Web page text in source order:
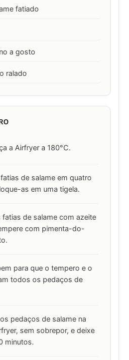
fatiado
a gosto
ralado
a Airfryer a 180°C.
de salame em quatro
as em uma tigela.
fatias de salame com azeite
com pimenta-do-
para que o tempero e o
todos os pedaços de
pedaços de salame na
sem sobrepor, e deixe
minutos.